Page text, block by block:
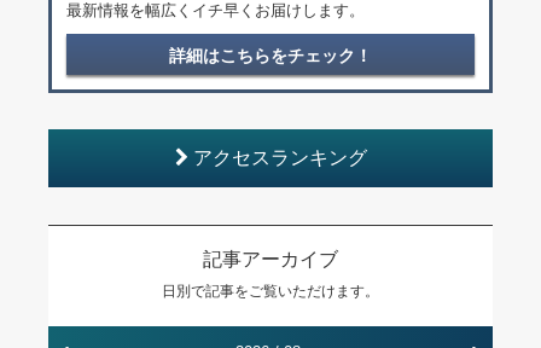
最新情報を幅広くイチ早くお届けします。
詳細はこちらをチェック！
アクセスランキング
記事アーカイブ
日別で記事をご覧いただけます。